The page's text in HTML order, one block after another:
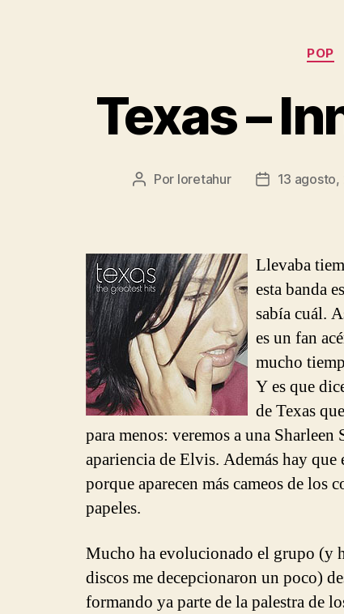
POP
Texas –
Autor
Por loretahur
Fecha
13
Llevaba
esta banda
sabía cuál.
es un fan
mucho
Y es que
de Texas
para menos: veremos a una
apariencia de Elvis. Además hay
porque aparecen más cameos de los
papeles.
Mucho ha evolucionado el grupo (y
discos me decepcionaron un poco)
formando ya parte de la palestra de